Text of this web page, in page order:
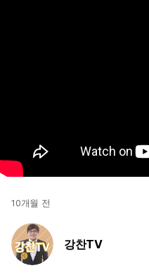
10개월 전
강찬TV